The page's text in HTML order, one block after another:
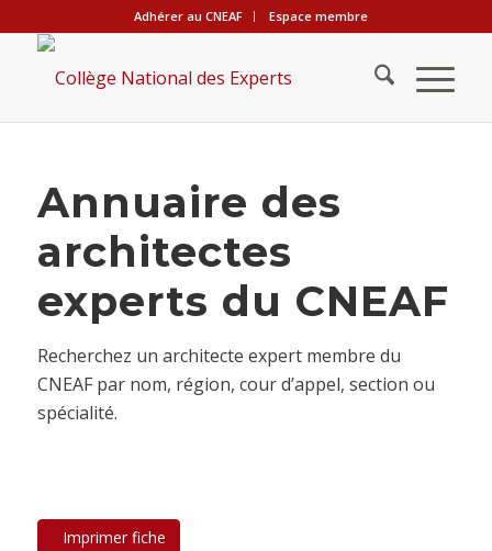
Adhérer au CNEAF Espace membre
Annuaire des
architectes
experts du CNEAF
Recherchez un architecte expert membre du
CNEAF par nom, région, cour d’appel, section ou
spécialité.